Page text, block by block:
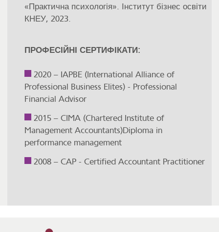
«Практична психологія». Інститут бізнес освіти
КНЕУ, 2023.
ПРОФЕСІЙНІ СЕРТИФІКАТИ:
2020 – IAPBE (International Alliance of
Professional Business Elites) - Professional
Financial Advisor
2015 – CIMA (Chartered Institute of
Management Accountants)Diploma in
performance management
2008 – CAP - Certified Accountant Practitioner